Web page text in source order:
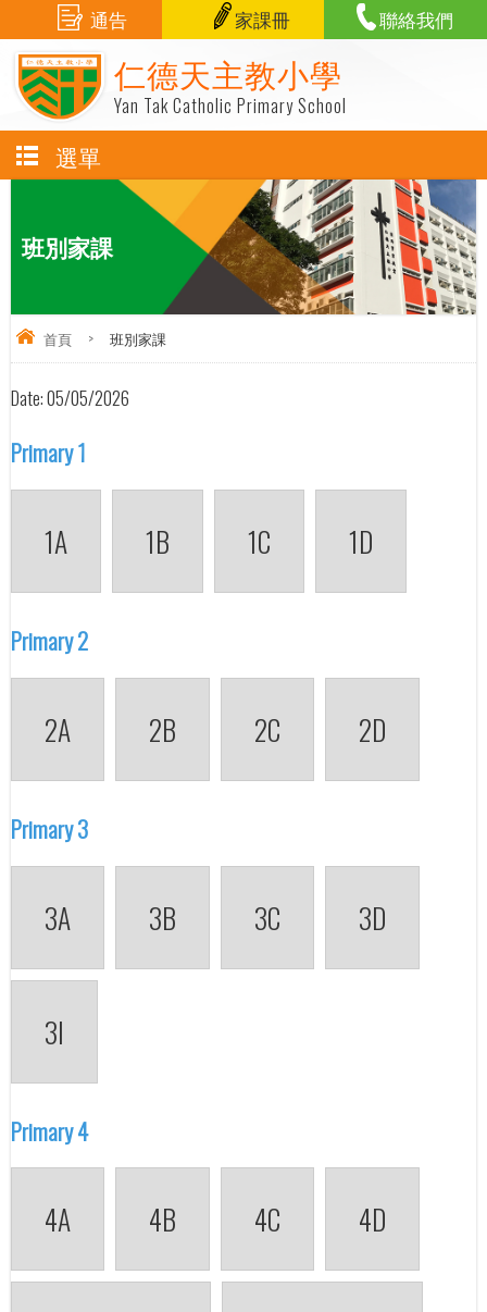
仁德天主教小學
Yan Tak Catholic Primary School
通告 家課冊 聯絡我們
選單
班別家課
首頁 > 班別家課
Date:05/05/2026
Primary 1
1A 1B 1C 1D
Primary 2
2A 2B 2C 2D
Primary 3
3A 3B 3C 3D
3I
Primary 4
4A 4B 4C 4D